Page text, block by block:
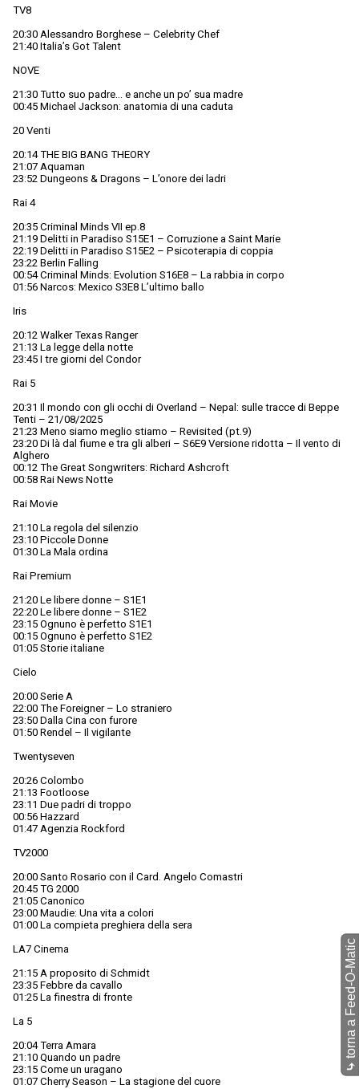
TV8
20:30 Alessandro Borghese – Celebrity Chef
21:40 Italia’s Got Talent
NOVE
21:30 Tutto suo padre… e anche un po’ sua madre
00:45 Michael Jackson: anatomia di una caduta
20 Venti
20:14 THE BIG BANG THEORY
21:07 Aquaman
23:52 Dungeons & Dragons – L’onore dei ladri
Rai 4
20:35 Criminal Minds VII ep.8
21:19 Delitti in Paradiso S15E1 – Corruzione a Saint Marie
22:19 Delitti in Paradiso S15E2 – Psicoterapia di coppia
23:22 Berlin Falling
00:54 Criminal Minds: Evolution S16E8 – La rabbia in corpo
01:56 Narcos: Mexico S3E8 L’ultimo ballo
Iris
20:12 Walker Texas Ranger
21:13 La legge della notte
23:45 I tre giorni del Condor
Rai 5
20:31 Il mondo con gli occhi di Overland – Nepal: sulle tracce di Beppe
Tenti – 21/08/2025
21:23 Meno siamo meglio stiamo – Revisited (pt.9)
23:20 Di là dal fiume e tra gli alberi – S6E9 Versione ridotta – Il vento di
Alghero
00:12 The Great Songwriters: Richard Ashcroft
00:58 Rai News Notte
Rai Movie
21:10 La regola del silenzio
23:10 Piccole Donne
01:30 La Mala ordina
Rai Premium
21:20 Le libere donne – S1E1
22:20 Le libere donne – S1E2
23:15 Ognuno è perfetto S1E1
00:15 Ognuno è perfetto S1E2
01:05 Storie italiane
Cielo
20:00 Serie A
22:00 The Foreigner – Lo straniero
23:50 Dalla Cina con furore
01:50 Rendel – Il vigilante
Twentyseven
20:26 Colombo
21:13 Footloose
23:11 Due padri di troppo
00:56 Hazzard
01:47 Agenzia Rockford
TV2000
20:00 Santo Rosario con il Card. Angelo Comastri
20:45 TG 2000
21:05 Canonico
23:00 Maudie: Una vita a colori
01:00 La compieta preghiera della sera
LA7 Cinema
21:15 A proposito di Schmidt
23:35 Febbre da cavallo
01:25 La finestra di fronte
La 5
20:04 Terra Amara
21:10 Quando un padre
23:15 Come un uragano
01:07 Cherry Season – La stagione del cuore
⤷
torna a Feed-O-Matic